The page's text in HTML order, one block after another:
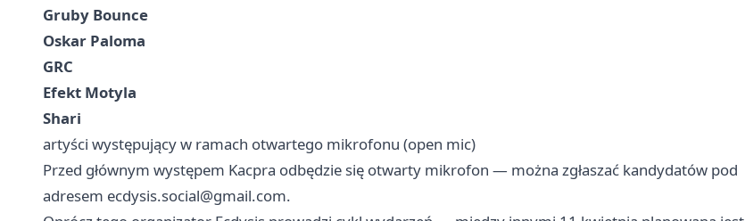
Gruby Bounce
Oskar Paloma
GRC
Efekt Motyla
Shari
artyści występujący w ramach otwartego mikrofonu (open mic)
Przed głównym występem Kacpra odbędzie się otwarty mikrofon — można zgłaszać kandydatów pod
adresem ecdysis.social@gmail.com.